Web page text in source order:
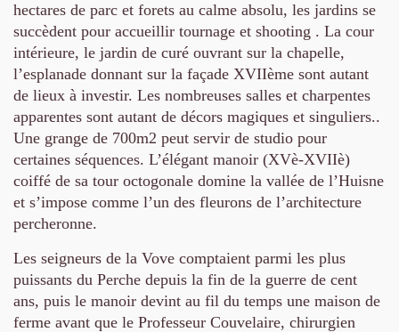
hectares de parc et forets au calme absolu, les jardins se
succèdent pour accueillir tournage et shooting . La cour
intérieure, le jardin de curé ouvrant sur la chapelle,
l’esplanade donnant sur la façade XVIIème sont autant
de lieux à investir. Les nombreuses salles et charpentes
apparentes sont autant de décors magiques et singuliers..
Une grange de 700m2 peut servir de studio pour
certaines séquences. L’élégant manoir (XVè-XVIIè)
coiffé de sa tour octogonale domine la vallée de l’Huisne
et s’impose comme l’un des fleurons de l’architecture
percheronne.
Les seigneurs de la Vove comptaient parmi les plus
puissants du Perche depuis la fin de la guerre de cent
ans, puis le manoir devint au fil du temps une maison de
ferme avant que le Professeur Couvelaire, chirurgien